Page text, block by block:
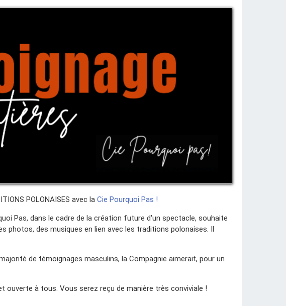
POLONAISES avec la Cie Pourquoi Pas !
Pas, dans le cadre de la création future d'un spectacle, souhaite
des musiques en lien avec les traditions polonaises. Il
de témoignages masculins, la Compagnie aimerait, pour un
ouverte à tous. Vous serez reçu de manière très conviviale !